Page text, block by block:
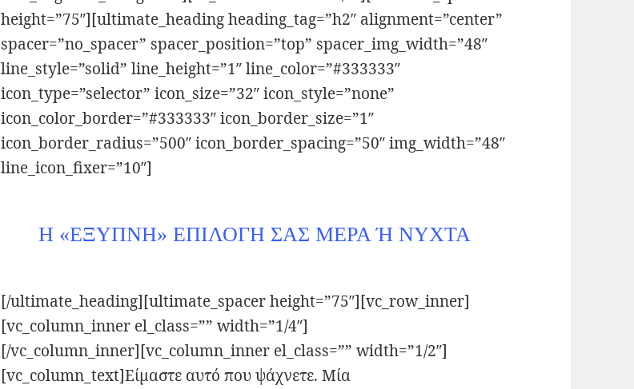
height=”75″][ultimate_heading heading_tag=”h2″ alignment=”center”
spacer=”no_spacer” spacer_position=”top” spacer_img_width=”48″
line_style=”solid” line_height=”1″ line_color=”#333333″
icon_type=”selector” icon_size=”32″ icon_style=”none”
icon_color_border=”#333333″ icon_border_size=”1″
icon_border_radius=”500″ icon_border_spacing=”50″ img_width=”48″
line_icon_fixer=”10″]
Η «ΕΞΥΠΝΗ» ΕΠΙΛΟΓΗ ΣΑΣ ΜΕΡΑ Ή ΝΥΧΤΑ
[/ultimate_heading][ultimate_spacer height=”75″][vc_row_inner]
[vc_column_inner el_class=”” width=”1/4″]
[/vc_column_inner][vc_column_inner el_class=”” width=”1/2″]
[vc_column_text]Είμαστε αυτό που ψάχνετε. Μία